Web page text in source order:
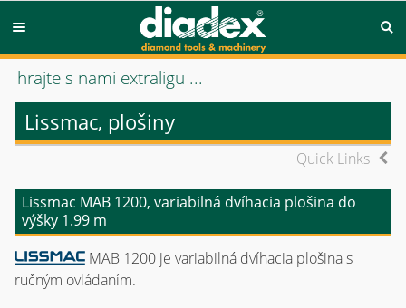
hrajte s nami extraligu ...
Lissmac, plošiny
Quick Links
Lissmac MAB 1200, variabilná dvíhacia plošina do
výšky 1.99 m
MAB 1200 je variabilná dvíhacia plošina s
ručným ovládaním.